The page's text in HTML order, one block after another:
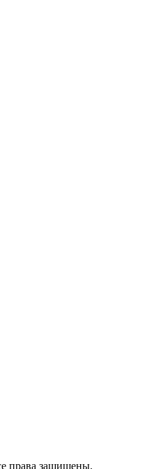
права защищены.